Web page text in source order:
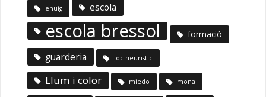
enuig escola
escola bressol formació
guarderia joc heuristic
Llum i color miedo mona